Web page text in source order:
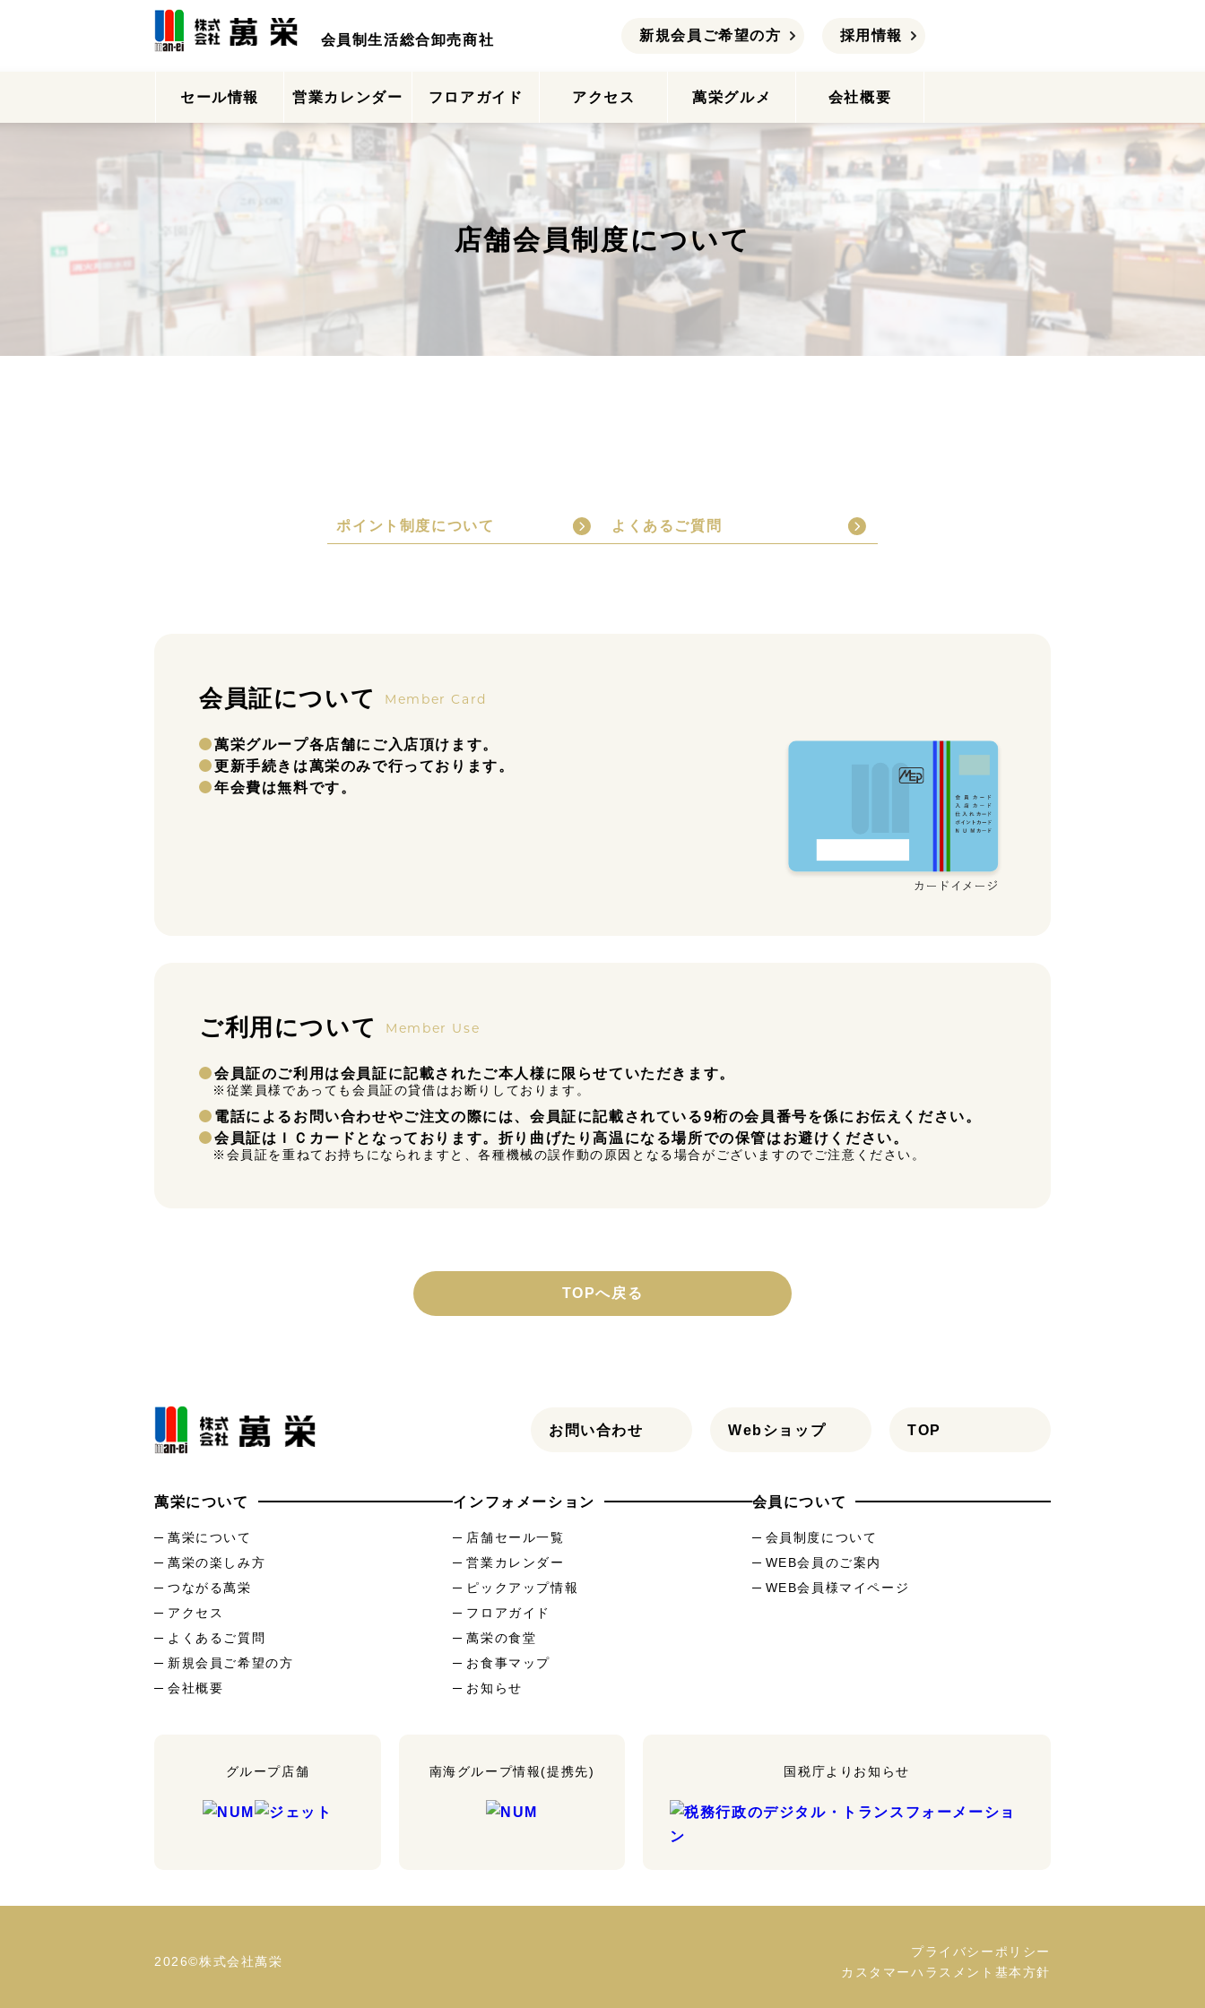
会員制生活総合卸売商社 新規会員ご希望の方 採用情報
セール情報 営業カレンダー フロアガイド アクセス 萬栄グルメ 会社概要
店舗会員制度について
ポイント制度について よくあるご質問
会員証について Member Card
萬栄グループ各店舗にご入店頂けます。
更新手続きは萬栄のみで行っております。
年会費は無料です。
ご利用について Member Use
会員証のご利用は会員証に記載されたご本人様に限らせていただきます。
※従業員様であっても会員証の貸借はお断りしております。
電話によるお問い合わせやご注文の際には、会員証に記載されている9桁の会員番号を係にお伝えください。
会員証はＩＣカードとなっております。折り曲げたり高温になる場所での保管はお避けください。
※会員証を重ねてお持ちになられますと、各種機械の誤作動の原因となる場合がございますのでご注意ください。
TOPへ戻る
お問い合わせ Webショップ TOP
萬栄について
萬栄について
萬栄の楽しみ方
つながる萬栄
アクセス
よくあるご質問
新規会員ご希望の方
会社概要
インフォメーション
店舗セール一覧
営業カレンダー
ピックアップ情報
フロアガイド
萬栄の食堂
お食事マップ
お知らせ
会員について
会員制度について
WEB会員のご案内
WEB会員様マイページ
グループ店舗 南海グループ情報(提携先) 国税庁よりお知らせ
2026©株式会社萬栄
プライバシーポリシー
カスタマーハラスメント基本方針